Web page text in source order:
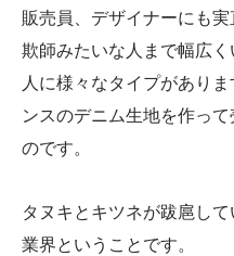
販売員、デザイナーにも
欺師みたいな人まで幅広
人に様々なタイプがあり
ンスのデニム生地を作っ
のです。
タヌキとキツネが跋扈し
業界ということです。